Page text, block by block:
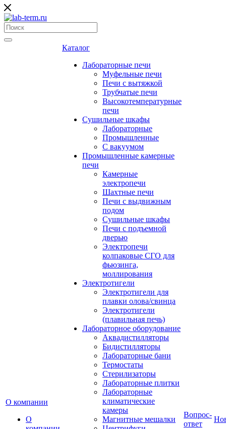
О компании
О
Каталог
Лабораторные печи
Муфельные печи
Печи с вытяжкой
Трубчатые печи
Высокотемпературные
печи
Сушильные шкафы
Лабораторные
Промышленные
С вакуумом
Промышленные камерные
печи
Камерные
электропечи
Шахтные печи
Печи с выдвижным
подом
Сушильные шкафы
Печи с подъемной
дверью
Электропечи
колпаковые СГО для
фьюзинга,
моллирования
Электротигели
Электротигели для
плавки олова/свинца
Электротигели
(плавильная печь)
Лабораторное оборудование
Аквадистилляторы
Бидистилляторы
Лабораторные бани
Термостаты
Стерилизаторы
Лабораторные плитки
Лабораторные
климатические
камеры
Магнитные мешалки
Вопрос-
ответ